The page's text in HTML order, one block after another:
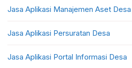
Jasa Aplikasi Manajemen Aset Desa
Jasa Aplikasi Persuratan Desa
Jasa Aplikasi Portal Informasi Desa